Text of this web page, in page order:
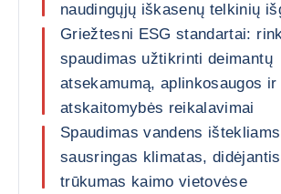
naudingųjų iškasenų telkinių
Griežtesni ESG standartai:
spaudimas užtikrinti deimantų
atsekamumą, aplinkosaugos
atskaitomybės reikalavimai
Spaudimas vandens
sausringas klimatas,
trūkumas kaimo vietovėse